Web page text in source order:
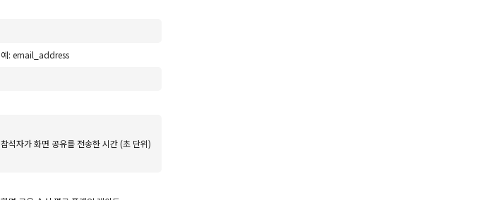
예: email_address
참석자가 화면 공유를 전송한 시간 (초 단위)